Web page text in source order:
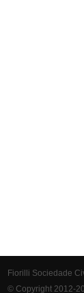
Fiorilli Sociedade
© Copyright 2012-